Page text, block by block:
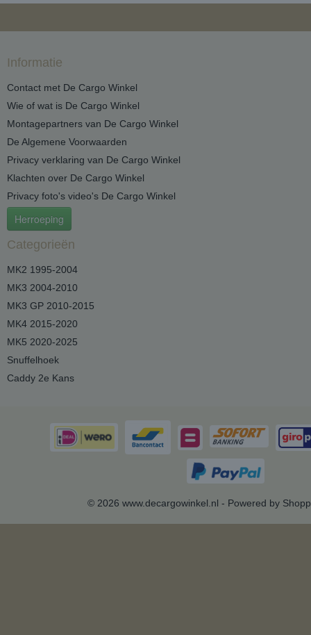
Informatie
Contact met De Cargo Winkel
Wie of wat is De Cargo Winkel
Montagepartners van De Cargo Winkel
De Algemene Voorwaarden
Privacy verklaring van De Cargo Winkel
Klachten over De Cargo Winkel
Privacy foto's video's De Cargo Winkel
Herroeping
Categorieën
MK2 1995-2004
MK3 2004-2010
MK3 GP 2010-2015
MK4 2015-2020
MK5 2020-2025
Snuffelhoek
Caddy 2e Kans
© 2026 www.decargowinkel.nl - Powered by